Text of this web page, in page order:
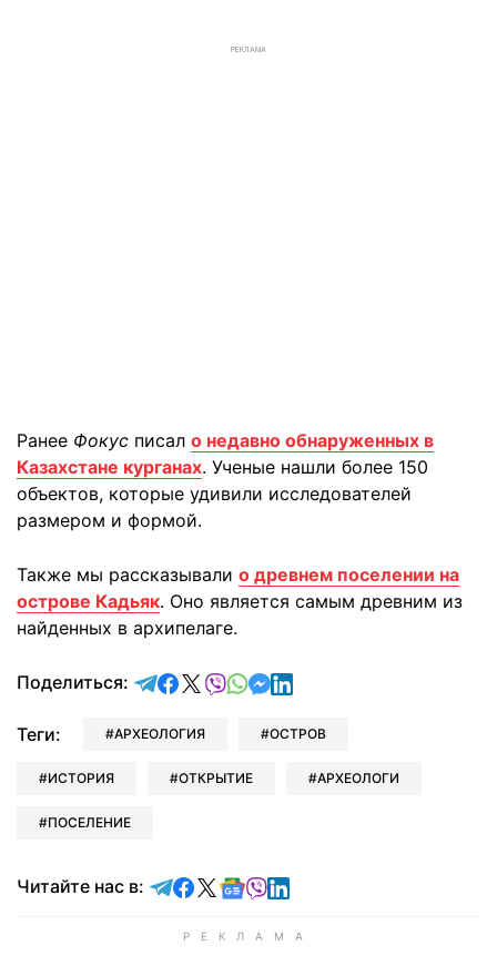
РЕКЛАМА
Ранее Фокус писал о недавно обнаруженных в
Казахстане курганах. Ученые нашли более 150
объектов, которые удивили исследователей
размером и формой.
Также мы рассказывали о древнем поселении на
острове Кадьяк. Оно является самым древним из
найденных в архипелаге.
Поделиться: отправить в Telegram
поделиться в Facebook
поделиться в X
отправить в Viber
отправить в Whatsapp
отправить в Messenger
отправить в LinkedIn
Теги: АРХЕОЛОГИЯ ОСТРОВ
ИСТОРИЯ ОТКРЫТИЕ АРХЕОЛОГИ
ПОСЕЛЕНИЕ
Читайте нас в: Читайте в Telegram
Читайте в Facebook
Читайте в X
Читайте в Google news
Читайте в Viber
Читайте в LinkedIn